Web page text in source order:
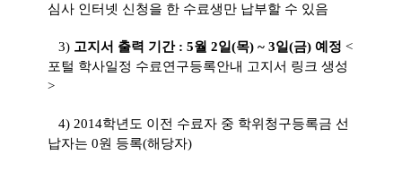
심사 인터넷 신청을 한 수료생만 납부할 수 있음
3) 고지서 출력 기간 : 5월 2일(목) ~ 3일(금) 예정 <
포털 학사일정 수료연구등록안내 고지서 링크 생성
>
4) 2014학년도 이전 수료자 중 학위청구등록금 선
납자는 0원 등록(해당자)